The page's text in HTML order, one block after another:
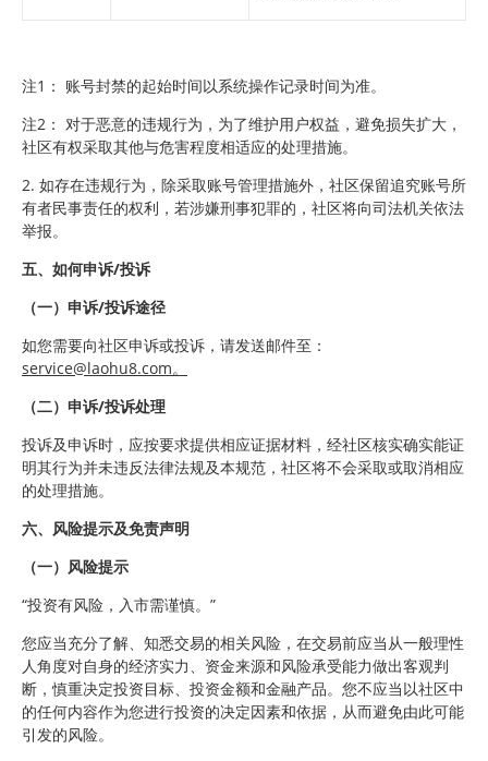
注1： 账号封禁的起始时间以系统操作记录时间为准。
注2： 对于恶意的违规行为，为了维护用户权益，避免损失扩大，
社区有权采取其他与危害程度相适应的处理措施。
2. 如存在违规行为，除采取账号管理措施外，社区保留追究账号所
有者民事责任的权利，若涉嫌刑事犯罪的，社区将向司法机关依法
举报。
五、如何申诉/投诉
（一）申诉/投诉途径
如您需要向社区申诉或投诉，请发送邮件至：
service@laohu8.com。
（二）申诉/投诉处理
投诉及申诉时，应按要求提供相应证据材料，经社区核实确实能证
明其行为并未违反法律法规及本规范，社区将不会采取或取消相应
的处理措施。
六、风险提示及免责声明
（一）风险提示
“投资有风险，入市需谨慎。”
您应当充分了解、知悉交易的相关风险，在交易前应当从一般理性
人角度对自身的经济实力、资金来源和风险承受能力做出客观判
断，慎重决定投资目标、投资金额和金融产品。您不应当以社区中
的任何内容作为您进行投资的决定因素和依据，从而避免由此可能
引发的风险。